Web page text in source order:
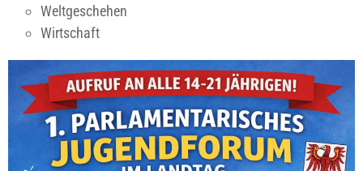
Weltgeschehen
Wirtschaft